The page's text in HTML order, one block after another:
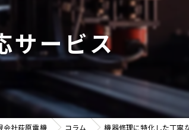
ベアリング
大型
メンテナンス
販売
サービス
会社荻原電機 コラム 機器修理に特化した丁寧